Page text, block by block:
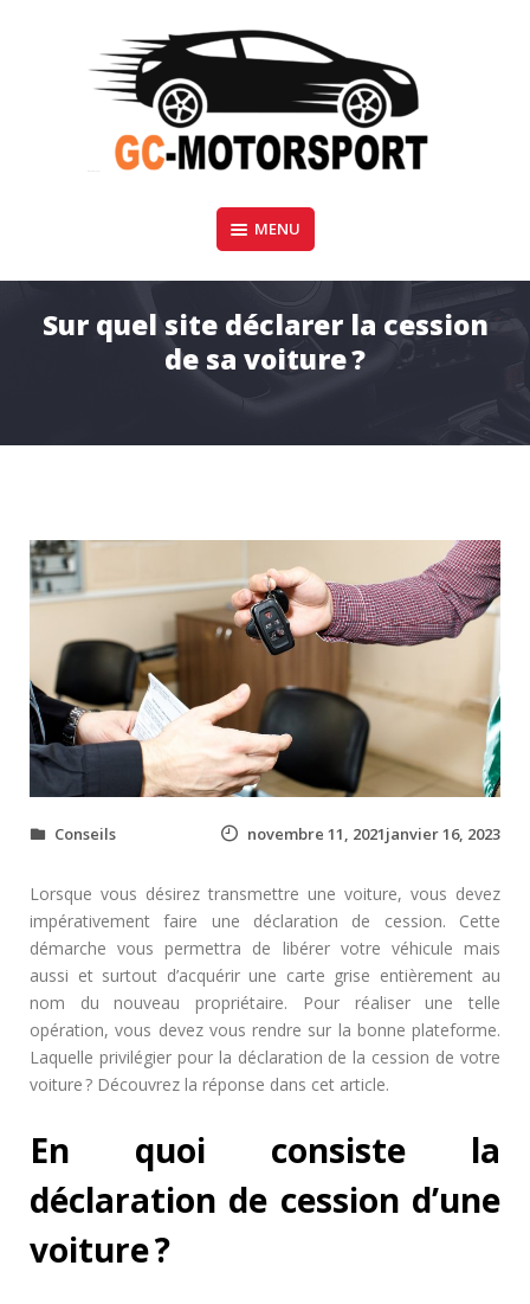
BLOG AUTOMOBILE
MENU
Sur quel site déclarer la cession
de sa voiture ?
Conseils novembre 11, 2021janvier 16, 2023
Lorsque vous désirez transmettre une voiture, vous devez
impérativement faire une déclaration de cession. Cette
démarche vous permettra de libérer votre véhicule mais
aussi et surtout d’acquérir une carte grise entièrement au
nom du nouveau propriétaire. Pour réaliser une telle
opération, vous devez vous rendre sur la bonne plateforme.
Laquelle privilégier pour la déclaration de la cession de votre
voiture ? Découvrez la réponse dans cet article.
En quoi consiste la
déclaration de cession d’une
voiture ?